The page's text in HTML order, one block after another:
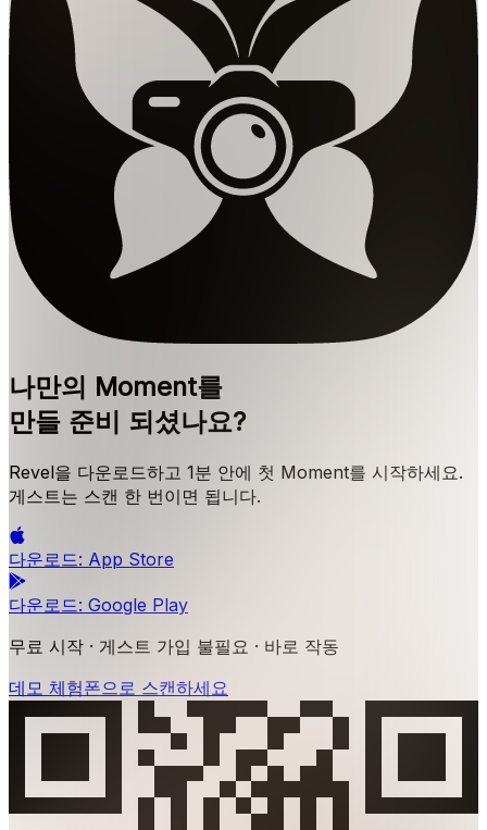
나만의 Moment를
만들 준비 되셨나요?
Revel을 다운로드하고 1분 안에 첫 Moment를 시작하세요.
게스트는 스캔 한 번이면 됩니다.
다운로드: App Store
다운로드: Google Play
무료 시작 · 게스트 가입 불필요 · 바로 작동
데모 체험폰으로 스캔하세요